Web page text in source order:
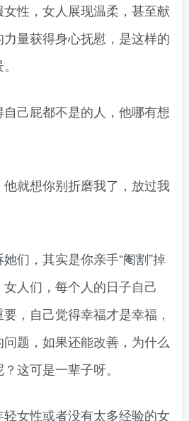
性，女人展现温柔，甚至献
量获得身心抚慰，是这样的
己屁都不是的人，他哪有想
就想你别折磨我了，放过我
们，其实是你亲手“阉割”掉
人们，每个人的日子自己
，自己觉得幸福才是幸福，
题，如果还能改善，为什么
这可是一辈子呀。
女性或者没有太多经验的女